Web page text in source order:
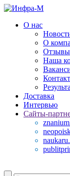
О нас
О
Отзывы
Наша
Доставка
Интервью
Сайты-